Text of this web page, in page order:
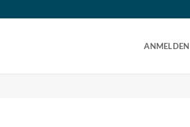
ANMELDEN